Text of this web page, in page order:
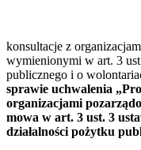
konsultacje z
wymienionymi w art. 3
publicznego i o
sprawie uchwalenia
organizacjami
mowa w art. 3 ust. 3
działalności pożytku